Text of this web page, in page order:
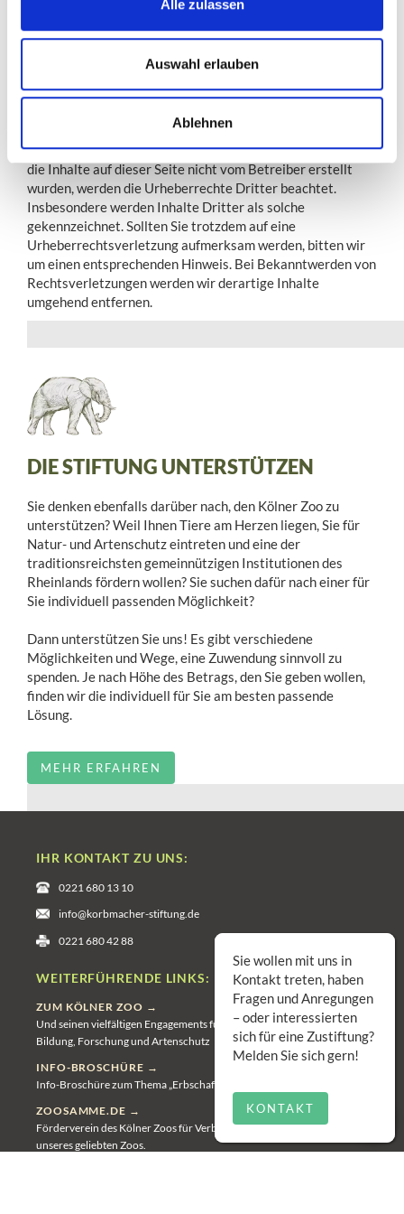
Alle zulassen
Auswahl erlauben
Ablehnen
auf diesen Seiten unterliegen dem deutschen
Urheberrecht. Die Vervielfältigung, Bearbeitung,
Verbreitung und jede Art der Verwertung außerhalb der
Grenzen des Urheberrechtes bedürfen der schriftlichen
Downloads und Kopien dieser Seite sind nur für den
privaten, nicht kommerziellen Gebrauch gestattet. Soweit
die Inhalte auf dieser Seite nicht vom Betreiber erstellt
wurden, werden die Urheberrechte Dritter beachtet.
Insbesondere werden Inhalte Dritter als solche
gekennzeichnet. Sollten Sie trotzdem auf eine
Urheberrechtsverletzung aufmerksam werden, bitten wir
um einen entsprechenden Hinweis. Bei Bekanntwerden von
Rechtsverletzungen werden wir derartige Inhalte
umgehend entfernen.
DIE STIFTUNG UNTERSTÜTZEN
Sie denken ebenfalls darüber nach, den Kölner Zoo zu
unterstützen? Weil Ihnen Tiere am Herzen liegen, Sie für
Natur- und Artenschutz eintreten und eine der
traditionsreichsten gemeinnützigen Institutionen des
Rheinlands fördern wollen? Sie suchen dafür nach einer für
Sie individuell passenden Möglichkeit?
Dann unterstützen Sie uns! Es gibt verschiedene
Möglichkeiten und Wege, eine Zuwendung sinnvoll zu
spenden. Je nach Höhe des Betrags, den Sie geben wollen,
finden wir die individuell für Sie am besten passende
Lösung.
MEHR ERFAHREN
IHR KONTAKT ZU UNS:
0221 680 13 10
info@korbmacher-stiftung.de
0221 680 42 88
WEITERFÜHRENDE LINKS:
ZUM KÖLNER ZOO →
Und seinen vielfältigen Engagements für Freizeit und Erholung,
Bildung, Forschung und Artenschutz
INFO-BROSCHÜRE →
Info-Broschüre zum Thema „Erbschaften"
ZOOSAMME.DE →
Förderverein des Kölner Zoos für Verbesserungen und Erweiterungen
unseres geliebten Zoos.
Sie wollen mit uns in
Kontakt treten, haben
Fragen und Anregungen
– oder interessierten
sich für eine Zustiftung?
Melden Sie sich gern!
KONTAKT